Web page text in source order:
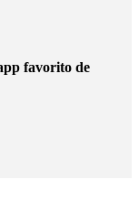
favorito de